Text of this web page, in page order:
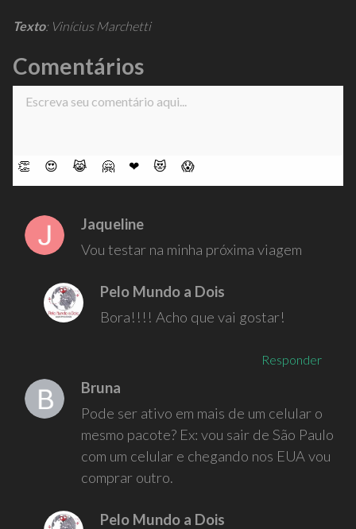
Texto: Vinícius Marchetti
Comentários
👏 😍 😹 🤗 ❤ 😻 😱
Jaqueline
Vou testar na minha próxima viagem
Pelo Mundo a Dois
Bora!!!! Acho que vai gostar!
Responder
Bruna
Pode ser ativo em mais de um celular o
mesmo pacote? Ex: vou sair de São Paulo
com um celular e chegando nos EUA vou
comprar outro.
Pelo Mundo a Dois